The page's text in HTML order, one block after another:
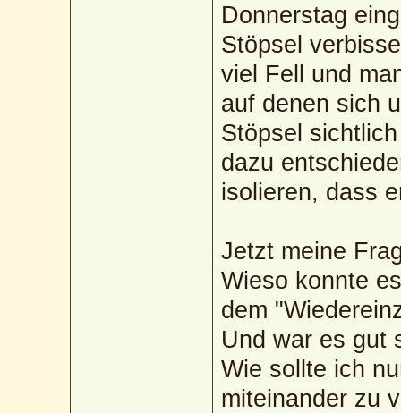
Donnerstag
Stöpsel
viel Fell und
auf denen sich
Stöpsel
dazu
isolieren, dass
Jetzt meine
Wieso konnte
dem
Und war es gut
Wie sollte ich
miteinander zu